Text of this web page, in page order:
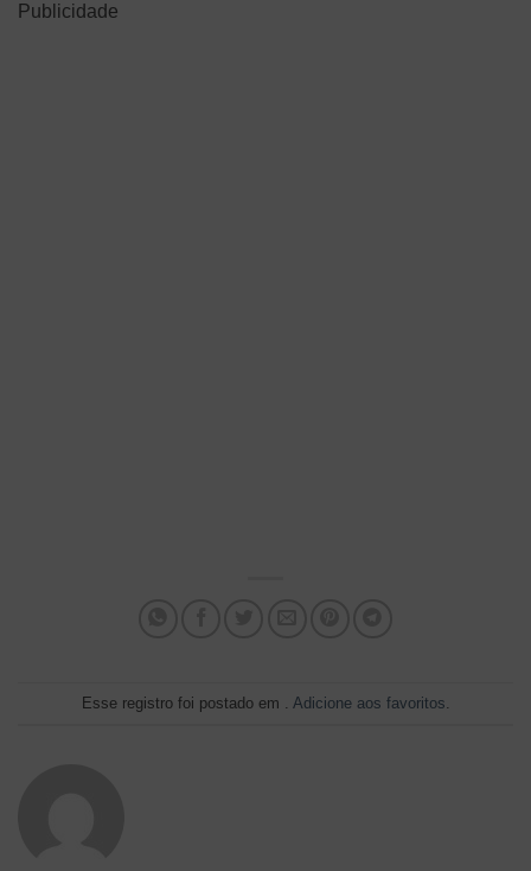
Publicidade
Esse registro foi postado em . Adicione aos favoritos